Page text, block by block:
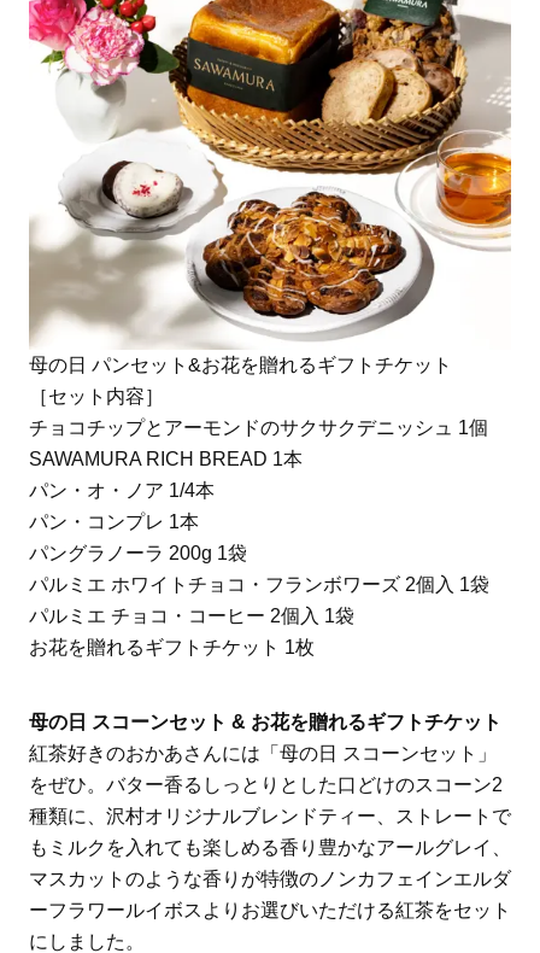
母の日 パンセット&お花を贈れるギフトチケット
［セット内容］
チョコチップとアーモンドのサクサクデニッシュ 1個
SAWAMURA RICH BREAD 1本
パン・オ・ノア 1/4本
パン・コンプレ 1本
パングラノーラ 200g 1袋
パルミエ ホワイトチョコ・フランボワーズ 2個入 1袋
パルミエ チョコ・コーヒー 2個入 1袋
お花を贈れるギフトチケット 1枚
母の日 スコーンセット & お花を贈れるギフトチケット
紅茶好きのおかあさんには「母の日 スコーンセット」
をぜひ。バター香るしっとりとした口どけのスコーン2
種類に、沢村オリジナルブレンドティー、ストレートで
もミルクを入れても楽しめる香り豊かなアールグレイ、
マスカットのような香りが特徴のノンカフェインエルダ
ーフラワールイボスよりお選びいただける紅茶をセット
にしました。